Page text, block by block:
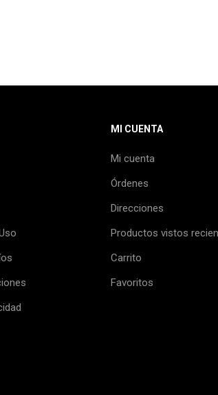
MI CUENTA
Mi cuenta
Órdenes
Direcciones
Productos vistos
Carrito
Favoritos